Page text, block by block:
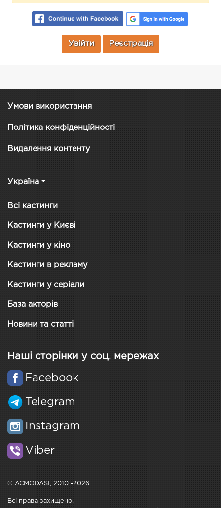
Увійти Реєстрація
Умови використання
Політика конфіденційності
Видалення контенту
Україна
Всі кастинги
Кастинги у Києві
Кастинги у кіно
Кастинги в рекламу
Кастинги у серіали
База акторів
Новини та статті
Наші сторінки у соц. мережах
Facebook
Telegram
Instagram
Viber
© ACMODASI, 2010 -2026
Всі права захищено.